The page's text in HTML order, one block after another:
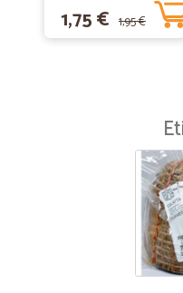
1,75 € 1,95 €